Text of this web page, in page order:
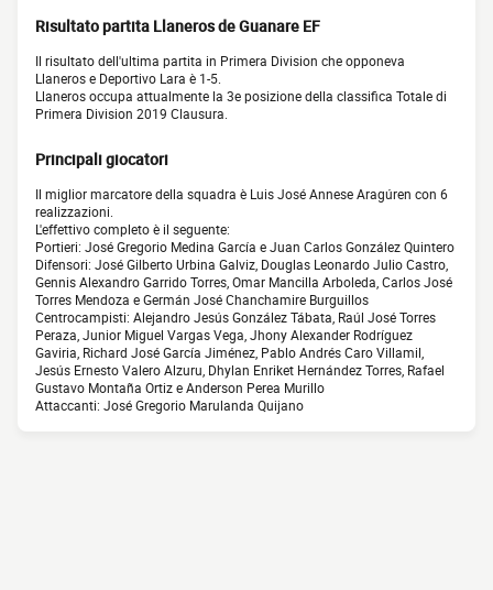
Risultato partita Llaneros de Guanare EF
Il risultato dell'ultima partita in Primera Division che opponeva
Llaneros e Deportivo Lara è 1-5.
Llaneros occupa attualmente la 3e posizione della classifica Totale di
Primera Division 2019 Clausura.
Principali giocatori
Il miglior marcatore della squadra è Luis José Annese Aragúren con 6
realizzazioni.
L'effettivo completo è il seguente:
Portieri: José Gregorio Medina García e Juan Carlos González Quintero
Difensori: José Gilberto Urbina Galviz, Douglas Leonardo Julio Castro,
Gennis Alexandro Garrido Torres, Omar Mancilla Arboleda, Carlos José
Torres Mendoza e Germán José Chanchamire Burguillos
Centrocampisti: Alejandro Jesús González Tábata, Raúl José Torres
Peraza, Junior Miguel Vargas Vega, Jhony Alexander Rodríguez
Gaviria, Richard José García Jiménez, Pablo Andrés Caro Villamil,
Jesús Ernesto Valero Alzuru, Dhylan Enriket Hernández Torres, Rafael
Gustavo Montaña Ortiz e Anderson Perea Murillo
Attaccanti: José Gregorio Marulanda Quijano